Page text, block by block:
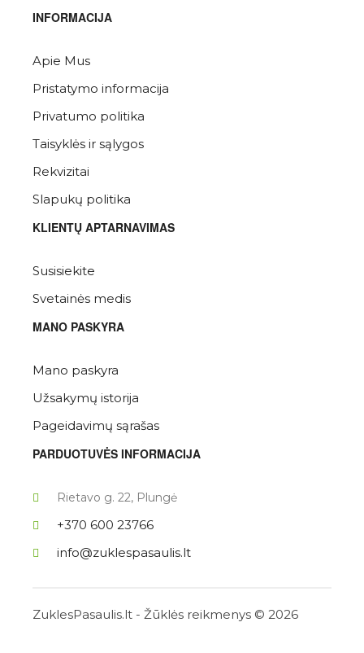
INFORMACIJA
Apie Mus
Pristatymo informacija
Privatumo politika
Taisyklės ir sąlygos
Rekvizitai
Slapukų politika
KLIENTŲ APTARNAVIMAS
Susisiekite
Svetainės medis
MANO PASKYRA
Mano paskyra
Užsakymų istorija
Pageidavimų sąrašas
PARDUOTUVĖS INFORMACIJA
Rietavo g. 22, Plungė
+370 600 23766
info@zuklespasaulis.lt
ZuklesPasaulis.lt - Žūklės reikmenys © 2026